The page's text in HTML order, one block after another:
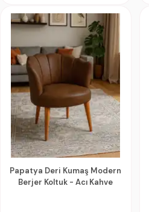
Papatya Deri Kumaş Modern
Berjer Koltuk - Acı Kahve